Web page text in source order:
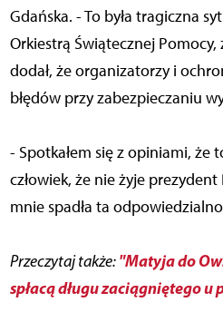
Gdańska. - To była tragiczna
Orkiestrą Świątecznej Pomocy,
dodał, że organizatorzy i
błędów przy zabezpieczaniu
- Spotkałem się z opiniami, że
człowiek, że nie żyje prezydent
mnie spadła ta
Przeczytaj także:"Matyja do
spłacą długu zaciągniętego u